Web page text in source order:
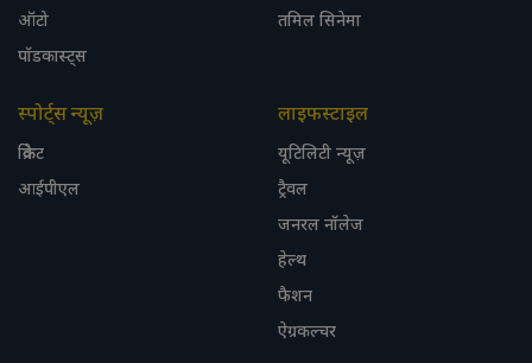
ऑटो
पॉडकास्ट्स
तमिल सिनेमा
स्पोर्ट्स न्यूज़
क्रिकेट
आईपीएल
लाइफस्टाइल
यूटिलिटी न्यूज़
ट्रैवल
जनरल नॉलेज
हेल्थ
फैशन
ऐग्रकल्चर